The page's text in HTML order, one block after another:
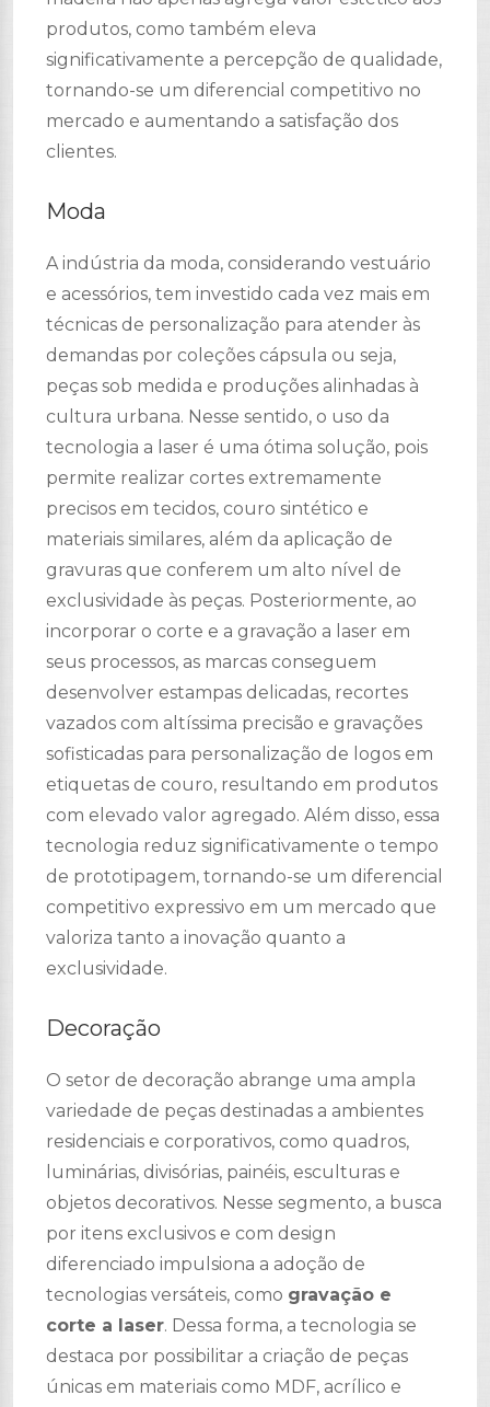
produtos, como também eleva
significativamente a percepção de qualidade,
tornando-se um diferencial competitivo no
mercado e aumentando a satisfação dos
clientes.
Moda
A indústria da moda, considerando vestuário
e acessórios, tem investido cada vez mais em
técnicas de personalização para atender às
demandas por coleções cápsula ou seja,
peças sob medida e produções alinhadas à
cultura urbana. Nesse sentido, o uso da
tecnologia a laser é uma ótima solução, pois
permite realizar cortes extremamente
precisos em tecidos, couro sintético e
materiais similares, além da aplicação de
gravuras que conferem um alto nível de
exclusividade às peças. Posteriormente, ao
incorporar o corte e a gravação a laser em
seus processos, as marcas conseguem
desenvolver estampas delicadas, recortes
vazados com altíssima precisão e gravações
sofisticadas para personalização de logos em
etiquetas de couro, resultando em produtos
com elevado valor agregado. Além disso, essa
tecnologia reduz significativamente o tempo
de prototipagem, tornando-se um diferencial
competitivo expressivo em um mercado que
valoriza tanto a inovação quanto a
exclusividade.
Decoração
O setor de decoração abrange uma ampla
variedade de peças destinadas a ambientes
residenciais e corporativos, como quadros,
luminárias, divisórias, painéis, esculturas e
objetos decorativos. Nesse segmento, a busca
por itens exclusivos e com design
diferenciado impulsiona a adoção de
tecnologias versáteis, como gravação e
corte a laser. Dessa forma, a tecnologia se
destaca por possibilitar a criação de peças
únicas em materiais como MDF, acrílico e